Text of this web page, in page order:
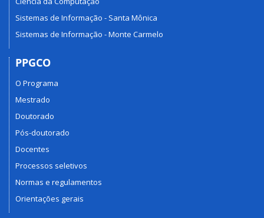
Sistemas de Informação - Santa Mônica
Sistemas de Informação - Monte Carmelo
PPGCO
O Programa
Mestrado
Doutorado
Pós-doutorado
Docentes
Processos seletivos
Normas e regulamentos
Orientações gerais